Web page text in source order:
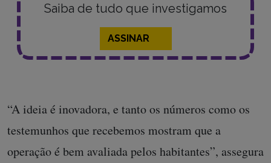
Saiba de tudo que investigamos
ASSINAR
“A ideia é inovadora, e tanto os números como os
testemunhos que recebemos mostram que a
operação é bem avaliada pelos habitantes”, assegura